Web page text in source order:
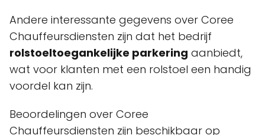
Andere interessante gegevens over Coree
Chauffeursdiensten zijn dat het bedrijf
rolstoeltoegankelijke parkering aanbiedt,
wat voor klanten met een rolstoel een handig
voordel kan zijn.
Beoordelingen over Coree
Chauffeursdiensten zijn beschikbaar op